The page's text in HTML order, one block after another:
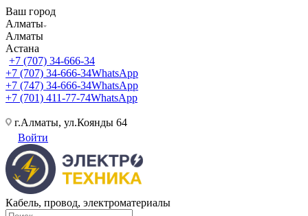
Ваш город
Алматы
Алматы
Астана
+7 (707) 34-666-34
+7 (707) 34-666-34WhatsApp
+7 (747) 34-666-34WhatsApp
+7 (701) 411-77-74WhatsApp
г.Алматы, ул.Коянды 64
Войти
Кабель, провод, электроматериалы